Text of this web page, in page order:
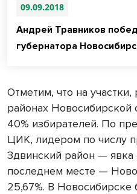
09.09.2018
Андрей Травников
губернатора
Отметим, что на
районах Новосибирской
40% избирателей. По
ЦИК, лидером по числу
Здвинский район — явка
последнем месте —
25,67%. В Новосибирске